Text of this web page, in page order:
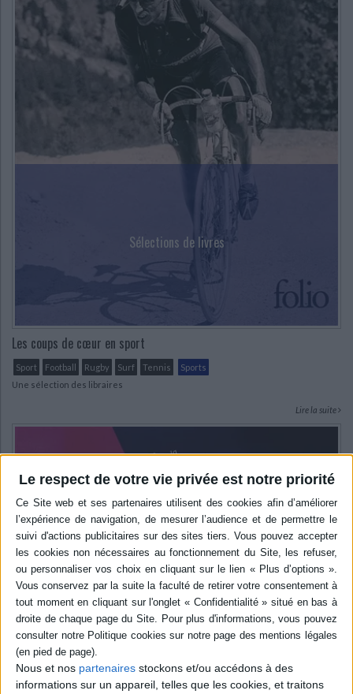
Le respect de votre vie privée est notre priorité
Nous et nos partenaires stockons et/ou accédons à des
informations sur un appareil, telles que les cookies, et traitons
Sélections de livres
Les coups de cœur en sport
Sport Football Rugby Surf Tennis
Sports
Une sélection des libraires
Lire la suite